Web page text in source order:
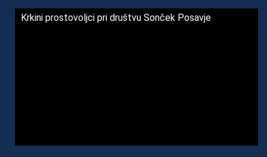
Krkini prostovoljci pri društvu Sonček Posavje